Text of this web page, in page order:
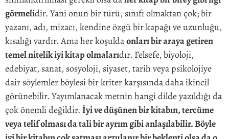
görmelidir. Yani onun bir türü, sınıfı olmaktan çok; bir
yazanı, adı, mizacı, kendine özgü bir kapağı ve uzunluğu,
kısalığı vardır. Ama her koşuldaonları bir araya getiren
temel nitelik iyi kitap olmalarıdır. Felsefe, biyoloji,
edebiyat, sanat, sosyoloji, siyaset, tarih veya psikolojiye
dair söylemler böylesi bir kriter karşısında daha ikincil
görünebilir. Yayımlanacak metnin hangi dilde yazıldığı da
çok önemli değildir. İyi ve düşünen bir kitabın, tercüme
veya telif olması da tali bir ayrım gibi anlaşılabilir. Böyle